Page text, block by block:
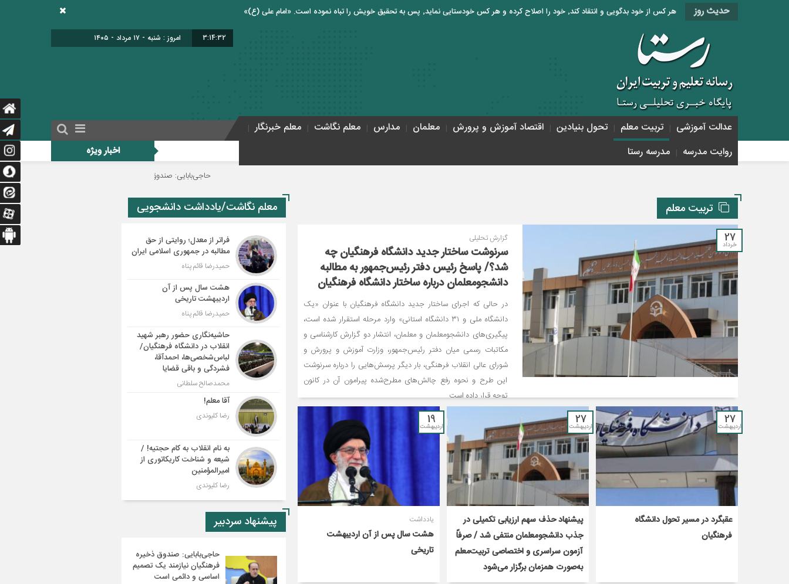
حدیث روز هر کس از خود بدگویی و انتقاد کند٬ خود را اصلاح کرده و هر کس خودستایی نماید٬ پس به تحقیق خویش را تباه نموده است. «امام علی (ع)»
3:14:33 امروز : شنبه - ۱۷ مرداد - ۱۴۰۵
عدالت آموزشی تربیت معلم تحول بنیادین اقتصاد آموزش و پرورش معلمان مدارس معلم نگاشت
معلم خبرنگار
روایت مدرسه
مدرسه رستا اخبار ویژه
حاجی‌بابایی: صندوق ذخیره فرهنگیان نیازمند یک تصمیم اساسی و دائمی است
تربیت معلم
27
خرداد
گزارش تحلیلی
سرنوشت ساختار جدید دانشگاه فرهنگیان چه
شد؟/ پاسخ رئیس دفتر رئیس‌جمهور به مطالبه
دانشجومعلمان درباره ساختار دانشگاه فرهنگیان
در حالی که اجرای ساختار جدید دانشگاه فرهنگیان با عنوان «یک
دانشگاه ملی و ۳۱ دانشگاه استانی» وارد مرحله استقرار شده است،
پیگیری‌های دانشجومعلمان و معلمان، انتشار دو گزارش کارشناسی و
مکاتبات رسمی میان دفتر رئیس‌جمهور، وزارت آموزش و پرورش و
شورای عالی انقلاب فرهنگی، بار دیگر پرسش‌هایی را درباره سرنوشت
این طرح و نحوه رفع چالش‌های مطرح‌شده پیرامون آن در کانون
توجه قرار داده است.
27
اردیبهشت
عقبگرد در مسیر تحول دانشگاه
فرهنگیان
27
اردیبهشت
پیشنهاد حذف سهم ارزیابی تکمیلی در
جذب دانشجومعلمان منتفی شد / صرفاً
آزمون سراسری و اختصاصی تربیت‌معلم
به‌صورت همزمان برگزار می‌شود
19
اردیبهشت
یادداشت
هشت سال پس از آن اردیبهشت
تاریخی
معلم نگاشت/یادداشت دانشجویی
فراتر از معدل؛ روایتی از حق
مطالبه در جمهوری اسلامی ایران
حمیدرضا قائم پناه
هشت سال پس از آن
اردیبهشت تاریخی
حمیدرضا قائم پناه
حاشیه‌نگاری حضور رهبر شهید
انقلاب در دانشگاه فرهنگیان/
لباس‌شخصی‌ها، احمدآقا،
فشردگی و باقی قضایا
محمدصالح سلطانی
آقا معلم!
رضا کلیوندی
به نام انقلاب به کام حجتیه! /
شیعه و شناخت کاریکاتوری از
امیرالمؤمنین
رضا کلیوندی
پیشنهاد سردبیر
حاجی‌بابایی: صندوق ذخیره
فرهنگیان نیازمند یک تصمیم
اساسی و دائمی است